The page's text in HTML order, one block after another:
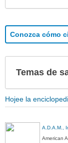
Conozca cómo
Temas de
Hojee la
A.D.A.M.,
American